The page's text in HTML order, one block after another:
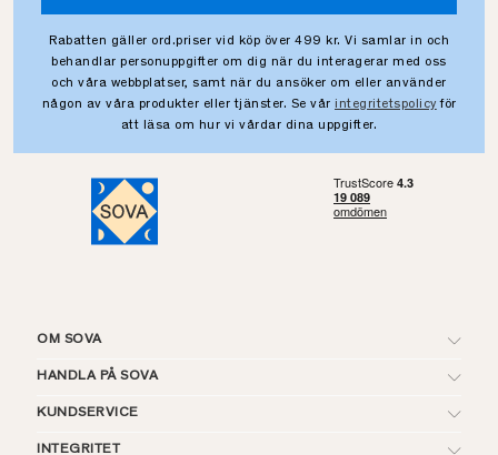
Rabatten gäller ord.priser vid köp över 499 kr. Vi samlar in och
behandlar personuppgifter om dig när du interagerar med oss
och våra webbplatser, samt när du ansöker om eller använder
någon av våra produkter eller tjänster. Se vår integritetspolicy för
att läsa om hur vi vårdar dina uppgifter.
OM SOVA
HANDLA PÅ SOVA
KUNDSERVICE
INTEGRITET